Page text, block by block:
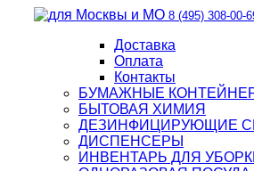
8 (495) 308-00-
Доставка
Оплата
Контакты
БУМАЖНЫЕ
БЫТОВАЯ ХИМИЯ
ДЕЗИНФИЦИРУЮЩИЕ
ДИСПЕНСЕРЫ
ИНВЕНТАРЬ ДЛЯ